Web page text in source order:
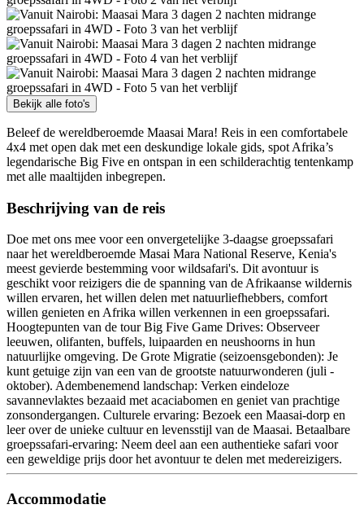
Bekijk alle foto's
Beleef de wereldberoemde Maasai Mara! Reis in een comfortabele
4x4 met open dak met een deskundige lokale gids, spot Afrika’s
legendarische Big Five en ontspan in een schilderachtig tentenkamp
met alle maaltijden inbegrepen.
Beschrijving van de reis
Doe met ons mee voor een onvergetelijke 3-daagse groepssafari
naar het wereldberoemde Masai Mara National Reserve, Kenia's
meest gevierde bestemming voor wildsafari's. Dit avontuur is
geschikt voor reizigers die de spanning van de Afrikaanse wildernis
willen ervaren, het willen delen met natuurliefhebbers, comfort
willen genieten en Afrika willen verkennen in een groepssafari.
Hoogtepunten van de tour Big Five Game Drives: Observeer
leeuwen, olifanten, buffels, luipaarden en neushoorns in hun
natuurlijke omgeving. De Grote Migratie (seizoensgebonden): Je
kunt getuige zijn van een van de grootste natuurwonderen (juli -
oktober). Adembenemend landschap: Verken eindeloze
savannevlaktes bezaaid met acaciabomen en geniet van prachtige
zonsondergangen. Culturele ervaring: Bezoek een Maasai-dorp en
leer over de unieke cultuur en levensstijl van de Maasai. Betaalbare
groepssafari-ervaring: Neem deel aan een authentieke safari voor
een geweldige prijs door het avontuur te delen met medereizigers.
Accommodatie